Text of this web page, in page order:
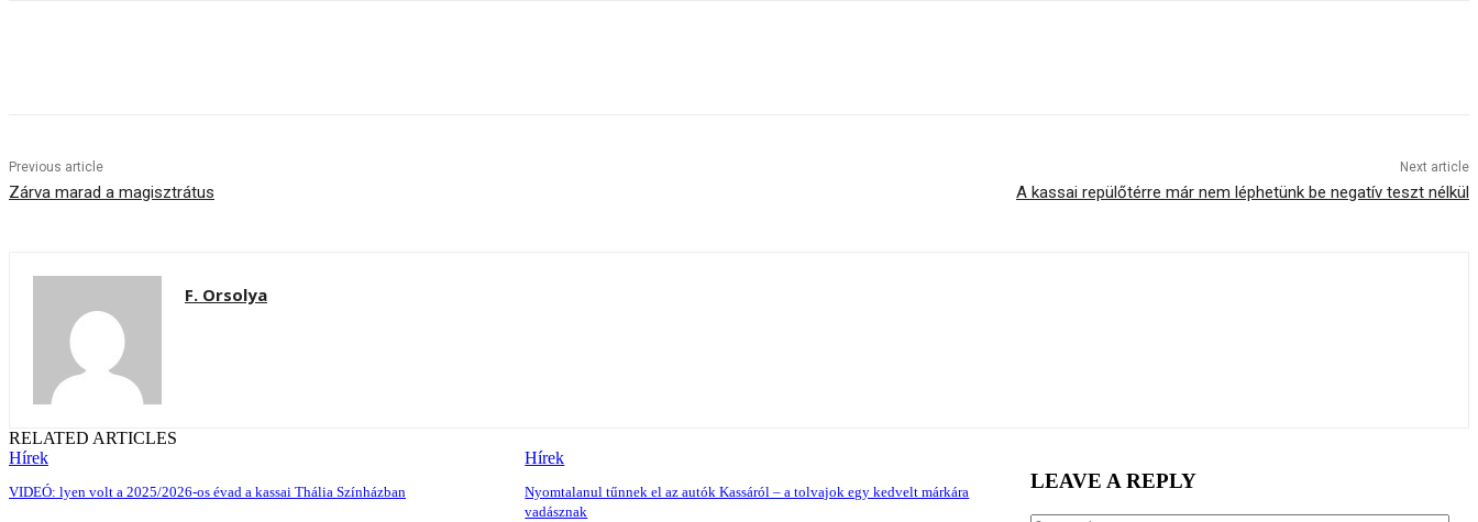
Previous article
Zárva marad a magisztrátus
Next article
A kassai repülőtérre már nem léphetünk be negatív teszt nélkül
F. Orsolya
RELATED ARTICLES
Hírek
VIDEÓ: lyen volt a 2025/2026-os évad a kassai Thália Színházban
Hírek
Nyomtalanul tűnnek el az autók Kassáról – a tolvajok egy kedvelt márkára
vadásznak
LEAVE A REPLY